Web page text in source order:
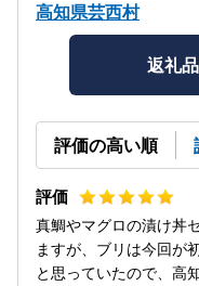
高知県芸西村
返礼
評価の高い順
真鯛やマグロの漬け丼
ますが、ブリは今回が
と思っていたので、高